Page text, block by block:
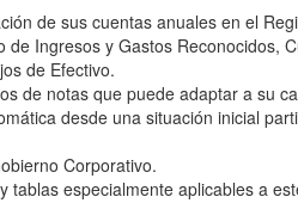
de sus cuentas anuales en el
de Ingresos y Gastos Reconocidos,
de Efectivo.
de notas que puede adaptar a su
desde una situación inicial
Corporativo.
especialmente aplicables a